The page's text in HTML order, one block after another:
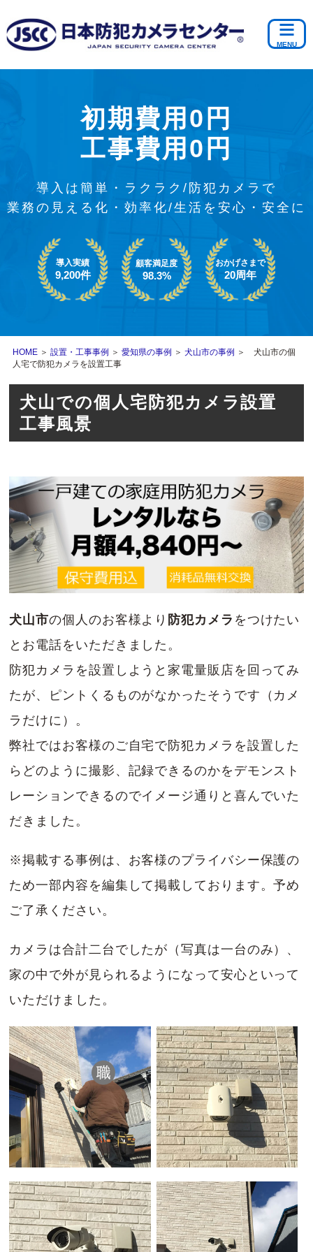
初期費用0円
工事費用0円
導入は簡単・ラクラク/防犯カメラで
業務の見える化・効率化/生活を安心・安全に
導入実績
9,200件
顧客満足度
98.3%
おかげさまで
20周年
HOME ＞設置・工事事例 ＞愛知県の事例 ＞犬山市の事例 ＞ 犬山市の個
人宅で防犯カメラを設置工事
犬山での個人宅防犯カメラ設置
工事風景
犬山市の個人のお客様より 防犯カメラ をつけたい
とお電話をいただきました。
防犯カメラを設置しようと家電量販店を回ってみ
たが、ピントくるものがなかったそうです（カメ
ラだけに）。
弊社ではお客様のご自宅で防犯カメラを設置した
らどのように撮影、記録できるのかをデモンスト
レーションできるのでイメージ通りと喜んでいた
だきました。
※掲載する事例は、お客様のプライバシー保護の
ため一部内容を編集して掲載しております。予め
ご了承ください。
カメラは合計二台でしたが（写真は一台のみ）、
家の中で外が見られるようになって安心といって
いただけました。